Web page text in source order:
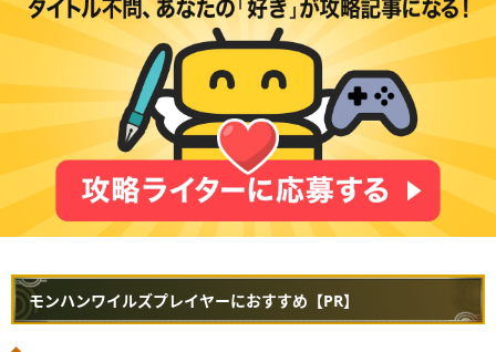
モンハンワイルズプレイヤーにおすすめ【PR】